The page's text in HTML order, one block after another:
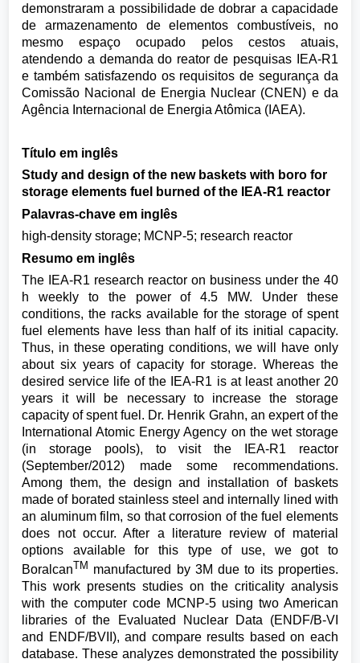
demonstraram a possibilidade de dobrar a capacidade
de armazenamento de elementos combustíveis, no
mesmo espaço ocupado pelos cestos atuais,
atendendo a demanda do reator de pesquisas IEA-R1
e também satisfazendo os requisitos de segurança da
Comissão Nacional de Energia Nuclear (CNEN) e da
Agência Internacional de Energia Atômica (IAEA).
Título em inglês
Study and design of the new baskets with boro for
storage elements fuel burned of the IEA-R1 reactor
Palavras-chave em inglês
high-density storage; MCNP-5; research reactor
Resumo em inglês
The IEA-R1 research reactor on business under the 40
h weekly to the power of 4.5 MW. Under these
conditions, the racks available for the storage of spent
fuel elements have less than half of its initial capacity.
Thus, in these operating conditions, we will have only
about six years of capacity for storage. Whereas the
desired service life of the IEA-R1 is at least another 20
years it will be necessary to increase the storage
capacity of spent fuel. Dr. Henrik Grahn, an expert of the
International Atomic Energy Agency on the wet storage
(in storage pools), to visit the IEA-R1 reactor
(September/2012) made some recommendations.
Among them, the design and installation of baskets
made of borated stainless steel and internally lined with
an aluminum film, so that corrosion of the fuel elements
does not occur. After a literature review of material
options available for this type of use, we got to
BoralcanTM manufactured by 3M due to its properties.
This work presents studies on the criticality analysis
with the computer code MCNP-5 using two American
libraries of the Evaluated Nuclear Data (ENDF/B-VI
and ENDF/BVII), and compare results based on each
database. These analyzes demonstrated the possibility